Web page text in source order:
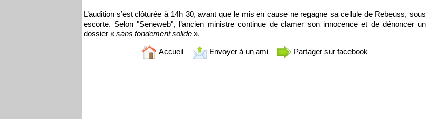
L’audition s’est clôturée à 14h 30, avant que le mis en cause ne regagne sa cellule de Rebeuss, sous
escorte. Selon "Seneweb", l’ancien ministre continue de clamer son innocence et de dénoncer un
dossier « sans fondement solide ».
Accueil Envoyer à un ami Partager sur facebook